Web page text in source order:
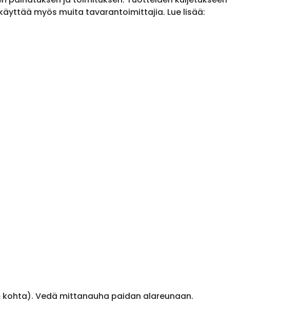
myös muita tavarantoimittajia. Lue lisää:
Vedä mittanauha paidan alareunaan.